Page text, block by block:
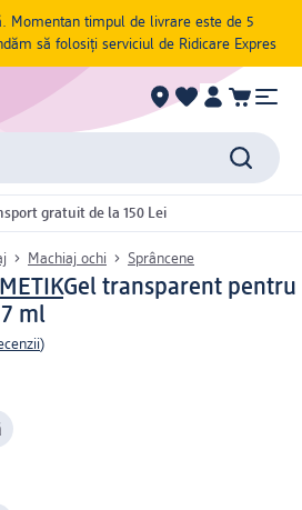
Momentan timpul de livrare este de 5
să folosiți serviciul de Ridicare Expres
gratuit de la 150 Lei
Machiaj ochi Sprâncene
Gel transparent pentru
ml
)